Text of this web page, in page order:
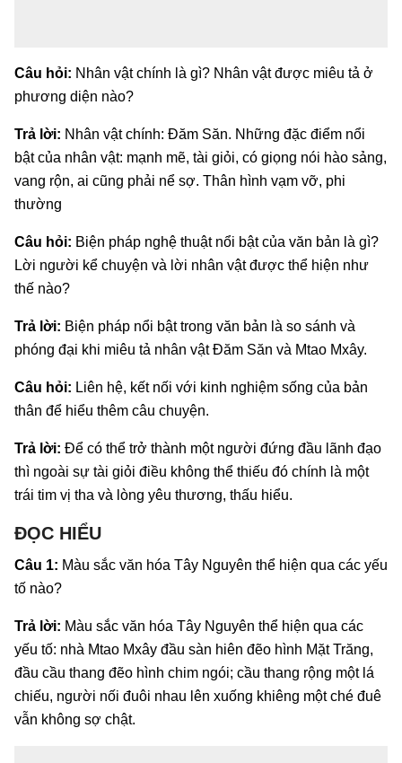
Câu hỏi: Nhân vật chính là gì? Nhân vật được miêu tả ở
phương diện nào?
Trả lời: Nhân vật chính: Đăm Săn. Những đặc điểm nổi
bật của nhân vật: mạnh mẽ, tài giỏi, có giọng nói hào sảng,
vang rộn, ai cũng phải nể sợ. Thân hình vạm vỡ, phi
thường
Câu hỏi: Biện pháp nghệ thuật nổi bật của văn bản là gì?
Lời người kể chuyện và lời nhân vật được thể hiện như
thế nào?
Trả lời: Biện pháp nổi bật trong văn bản là so sánh và
phóng đại khi miêu tả nhân vật Đăm Săn và Mtao Mxây.
Câu hỏi: Liên hệ, kết nối với kinh nghiệm sống của bản
thân để hiểu thêm câu chuyện.
Trả lời: Để có thể trở thành một người đứng đầu lãnh đạo
thì ngoài sự tài giỏi điều không thể thiếu đó chính là một
trái tim vị tha và lòng yêu thương, thấu hiểu.
ĐỌC HIỂU
Câu 1: Màu sắc văn hóa Tây Nguyên thể hiện qua các yếu
tố nào?
Trả lời: Màu sắc văn hóa Tây Nguyên thể hiện qua các
yếu tố: nhà Mtao Mxây đầu sàn hiên đẽo hình Mặt Trăng,
đầu cầu thang đẽo hình chim ngói; cầu thang rộng một lá
chiếu, người nối đuôi nhau lên xuống khiêng một ché đuê
vẫn không sợ chật.